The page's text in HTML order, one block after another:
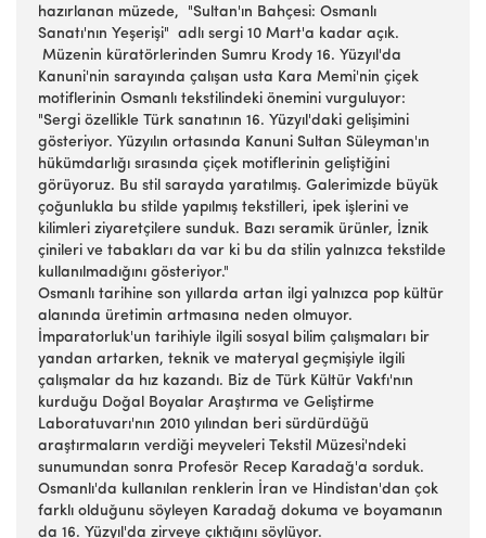
hazırlanan müzede, "Sultan'ın Bahçesi: Osmanlı
Sanatı'nın Yeşerişi" adlı sergi 10 Mart'a kadar açık.
Müzenin küratörlerinden Sumru Krody 16. Yüzyıl'da
Kanuni'nin sarayında çalışan usta Kara Memi'nin çiçek
motiflerinin Osmanlı tekstilindeki önemini vurguluyor:
"Sergi özellikle Türk sanatının 16. Yüzyıl'daki gelişimini
gösteriyor. Yüzyılın ortasında Kanuni Sultan Süleyman'ın
hükümdarlığı sırasında çiçek motiflerinin geliştiğini
görüyoruz. Bu stil sarayda yaratılmış. Galerimizde büyük
çoğunlukla bu stilde yapılmış tekstilleri, ipek işlerini ve
kilimleri ziyaretçilere sunduk. Bazı seramik ürünler, İznik
çinileri ve tabakları da var ki bu da stilin yalnızca tekstilde
kullanılmadığını gösteriyor."
Osmanlı tarihine son yıllarda artan ilgi yalnızca pop kültür
alanında üretimin artmasına neden olmuyor.
İmparatorluk'un tarihiyle ilgili sosyal bilim çalışmaları bir
yandan artarken, teknik ve materyal geçmişiyle ilgili
çalışmalar da hız kazandı. Biz de Türk Kültür Vakfı'nın
kurduğu Doğal Boyalar Araştırma ve Geliştirme
Laboratuvarı'nın 2010 yılından beri sürdürdüğü
araştırmaların verdiği meyveleri Tekstil Müzesi'ndeki
sunumundan sonra Profesör Recep Karadağ'a sorduk.
Osmanlı'da kullanılan renklerin İran ve Hindistan'dan çok
farklı olduğunu söyleyen Karadağ dokuma ve boyamanın
da 16. Yüzyıl'da zirveye çıktığını söylüyor.